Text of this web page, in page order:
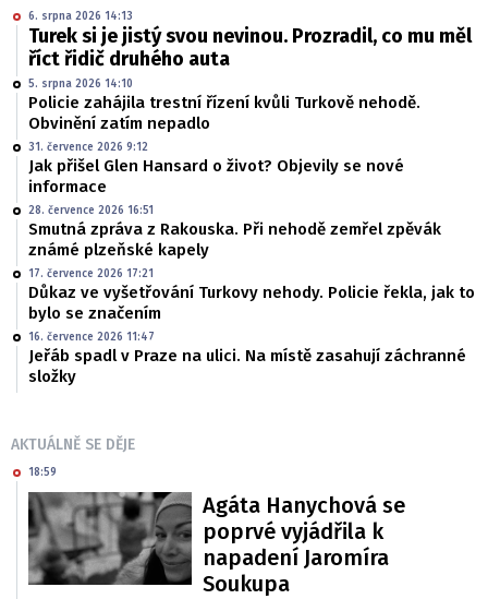
6. srpna 2026 14:13
Turek si je jistý svou nevinou. Prozradil, co mu měl
říct řidič druhého auta
5. srpna 2026 14:10
Policie zahájila trestní řízení kvůli Turkově nehodě.
Obvinění zatím nepadlo
31. července 2026 9:12
Jak přišel Glen Hansard o život? Objevily se nové
informace
28. července 2026 16:51
Smutná zpráva z Rakouska. Při nehodě zemřel zpěvák
známé plzeňské kapely
17. července 2026 17:21
Důkaz ve vyšetřování Turkovy nehody. Policie řekla, jak to
bylo se značením
16. července 2026 11:47
Jeřáb spadl v Praze na ulici. Na místě zasahují záchranné
složky
AKTUÁLNĚ SE DĚJE
18:59
Agáta Hanychová se
poprvé vyjádřila k
napadení Jaromíra
Soukupa